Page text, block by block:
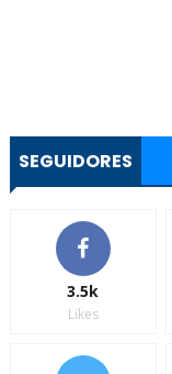
SEGUIDORES
3.5k
Likes